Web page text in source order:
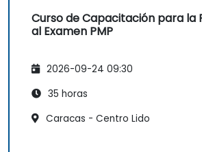
Curso de Capacitación para la
al Examen PMP
2026-09-24 09:30
35 horas
Caracas - Centro Lido